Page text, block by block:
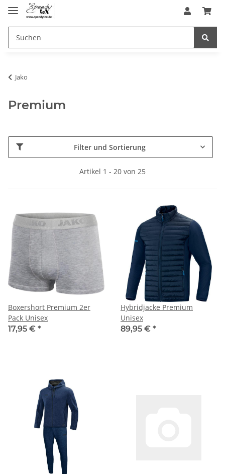
Jako
Premium
Filter und Sortierung
Artikel 1 - 20 von 25
Boxershort Premium 2er
Pack Unisex
17,95 € *
Hybridjacke Premium
Unisex
89,95 € *